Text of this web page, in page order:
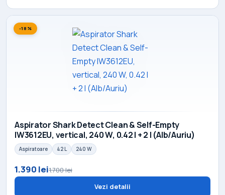
-18%
Aspirator Shark Detect Clean & Self-Empty
IW3612EU, vertical, 240 W, 0.42 l + 2 l (Alb/Auriu)
Aspiratoare 42 L 240 W
1.390 lei1.700 lei
Vezi detalii